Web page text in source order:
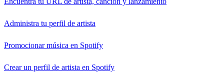
Administra tu perfil de artista
Promocionar música en Spotify
Crear un perfil de artista en Spotify